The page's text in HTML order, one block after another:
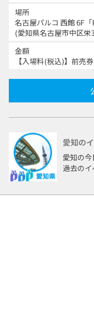
場所
名古屋パルコ 西館 6F「
(愛知県名古屋市中区栄
金額
【入場料(税込)】前売
愛知の
愛知の
過去の